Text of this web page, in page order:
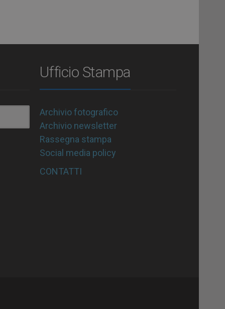
Ufficio Stampa
Archivio fotografico
Archivio newsletter
Rassegna stampa
Social media policy
CONTATTI